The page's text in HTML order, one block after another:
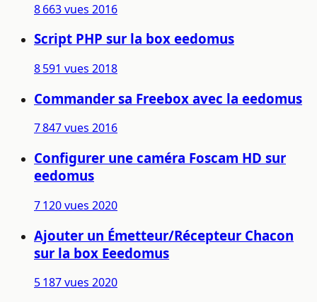
8 663 vues 2016
Script PHP sur la box eedomus
8 591 vues 2018
Commander sa Freebox avec la eedomus
7 847 vues 2016
Configurer une caméra Foscam HD sur
eedomus
7 120 vues 2020
Ajouter un Émetteur/Récepteur Chacon
sur la box Eeedomus
5 187 vues 2020